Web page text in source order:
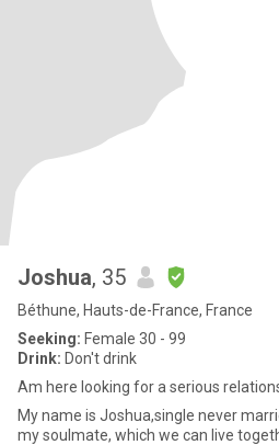
Joshua, 35
Béthune, Hauts-de-France, France
Seeking: Female 30 - 99
Drink: Don't drink
Am here looking for a serious
My name is Joshua,single never
my soulmate, which we can live